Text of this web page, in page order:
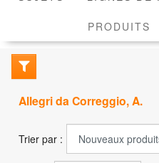
PRODUITS
Allegri da Correggio, A.
Trier par :